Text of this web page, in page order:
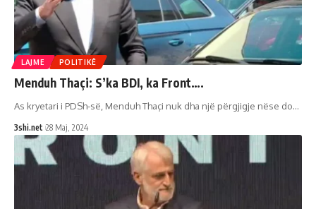
LAJME POLITIKË
Menduh Thaçi: S’ka BDI, ka Front….
As kryetari i PDSh-së, Menduh Thaçi nuk dha një përgjigje nëse do…
3shi.net 28 Maj, 2024